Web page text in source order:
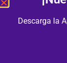
Azúcares:
Descarga la